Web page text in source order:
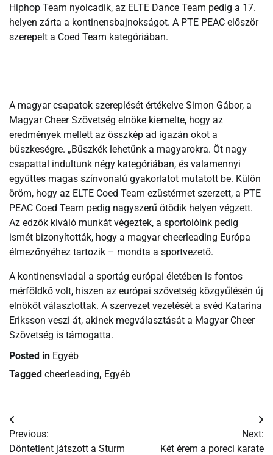
Hiphop Team nyolcadik, az ELTE Dance Team pedig a 17.
helyen zárta a kontinensbajnokságot. A PTE PEAC először
szerepelt a Coed Team kategóriában.
A magyar csapatok szereplését értékelve Simon Gábor, a
Magyar Cheer Szövetség elnöke kiemelte, hogy az
eredmények mellett az összkép ad igazán okot a
büszkeségre. „Büszkék lehetünk a magyarokra. Öt nagy
csapattal indultunk négy kategóriában, és valamennyi
együttes magas színvonalú gyakorlatot mutatott be. Külön
öröm, hogy az ELTE Coed Team ezüstérmet szerzett, a PTE
PEAC Coed Team pedig nagyszerű ötödik helyen végzett.
Az edzők kiváló munkát végeztek, a sportolóink pedig
ismét bizonyították, hogy a magyar cheerleading Európa
élmezőnyéhez tartozik – mondta a sportvezető.
A kontinensviadal a sportág európai életében is fontos
mérföldkő volt, hiszen az európai szövetség közgyűlésén új
elnököt választottak. A szervezet vezetését a svéd Katarina
Eriksson veszi át, akinek megválasztását a Magyar Cheer
Szövetség is támogatta.
Posted in Egyéb
Tagged cheerleading, Egyéb
Bejegyzés
navigáció
Previous:
Döntetlent játszott a Sturm
Next:
Két érem a poreci karate